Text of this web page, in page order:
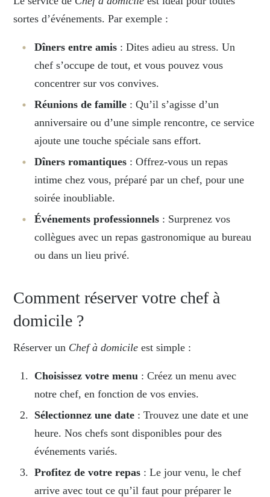
sortes d’événements. Par exemple :
Dîners entre amis : Dites adieu au stress. Un
chef s’occupe de tout, et vous pouvez vous
concentrer sur vos convives.
Réunions de famille : Qu’il s’agisse d’un
anniversaire ou d’une simple rencontre, ce service
ajoute une touche spéciale sans effort.
Dîners romantiques : Offrez-vous un repas
intime chez vous, préparé par un chef, pour une
soirée inoubliable.
Événements professionnels : Surprenez vos
collègues avec un repas gastronomique au bureau
ou dans un lieu privé.
Comment réserver votre chef à
domicile ?
Réserver un Chef à domicile est simple :
Choisissez votre menu : Créez un menu avec
notre chef, en fonction de vos envies.
Sélectionnez une date : Trouvez une date et une
heure. Nos chefs sont disponibles pour des
événements variés.
Profitez de votre repas : Le jour venu, le chef
arrive avec tout ce qu’il faut pour préparer le